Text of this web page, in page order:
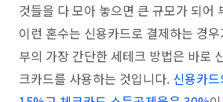
것들을 다 모아 놓으면 큰 규모가 되어
이런 혼수는 신용카드로 결제하는 경
부의 가장 간단한 세테크 방법은 바로
크카드를 사용하는 것입니다. 신용카